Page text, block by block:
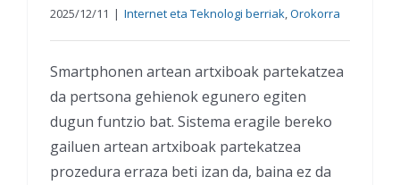
2025/12/11 | Internet eta Teknologi berriak,Orokorra
Smartphonen artean artxiboak partekatzea
da pertsona gehienok egunero egiten
dugun funtzio bat. Sistema eragile bereko
gailuen artean artxiboak partekatzea
prozedura erraza beti izan da, baina ez da